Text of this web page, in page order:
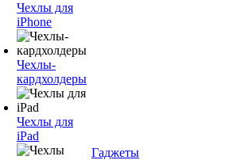
Чехлы для
iPhone
Чехлы-
кардхолдеры
Чехлы для
iPad
Гаджеты